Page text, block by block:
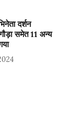
दर्शन
समेत 11 अन्य